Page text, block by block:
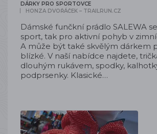
DÁRKY PRO SPORTOVCE
HONZA DVOŘÁČEK – TRAILRUN.CZ
Dámské funčkní prádlo SALEWA
sport, tak pro aktivní pohyb v
A může být také skvělým dárkem
blízké. V naší nabídce najdete,
dlouhým rukávem, spodky,
podprsenky. Klasické…